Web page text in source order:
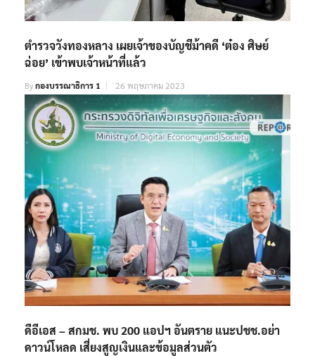
ตำรวจวังทองหลาง เผยเจ้าของบัญชีม้าคดี ‘ต๋อง ศิษย์
ฉ่อย’ เข้าพบเจ้าหน้าที่แล้ว
Byกองบรรณาธิการ 1 26 พฤษภาคม 2023
ดีอีเอส – สกมช. พบ 200 แอปฯ อันตราย แนะปชช.อย่า
ดาวน์โหลด เสี่ยงสูญเงินและข้อมูลส่วนตัว